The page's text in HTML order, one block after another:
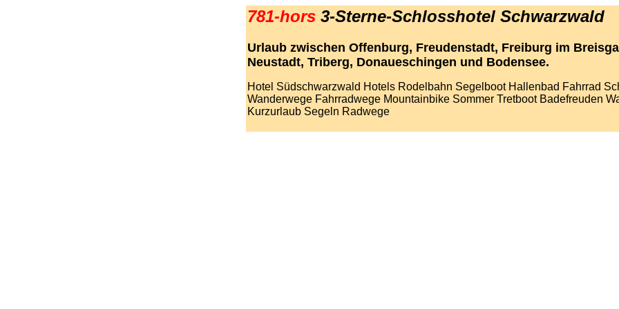
781-hors 3-Sterne-Schlosshotel Schwarzwald
Urlaub zwischen Offenburg, Freudenstadt, Freiburg im
Neustadt, Triberg, Donaueschingen und Bodensee.
Hotel Südschwarzwald Hotels Rodelbahn Segelboot Hallenbad Fahrrad
Wanderwege Fahrradwege Mountainbike Sommer Tretboot Badefreuden
Kurzurlaub Segeln Radwege